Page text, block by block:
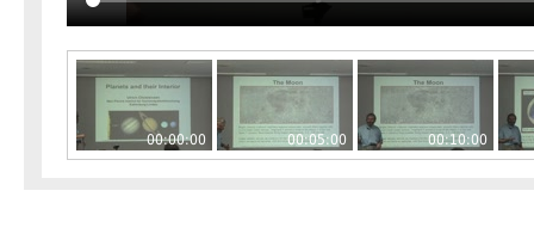
00:00:00 00:05:00 00:10:00